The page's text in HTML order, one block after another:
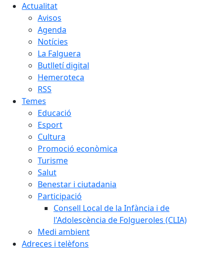
Actualitat
Avisos
Agenda
Notícies
La Falguera
Butlletí digital
Hemeroteca
RSS
Temes
Educació
Esport
Cultura
Promoció econòmica
Turisme
Salut
Benestar i ciutadania
Participació
Consell Local de la Infància i de
l'Adolescència de Folgueroles (CLIA)
Medi ambient
Adreces i telèfons